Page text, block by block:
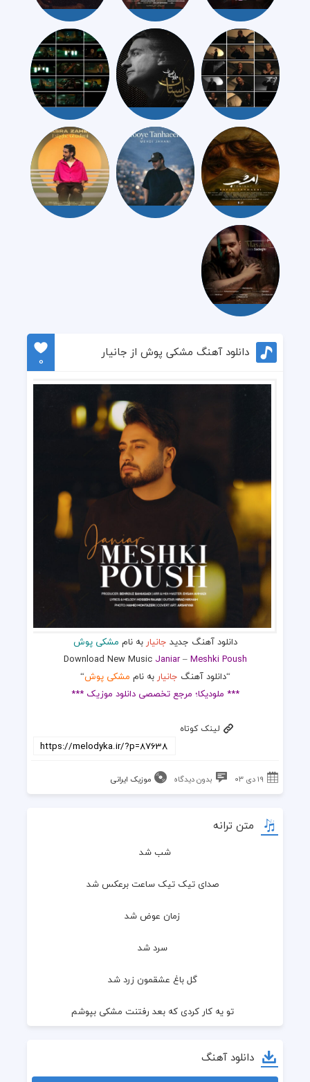
دانلود آهنگ مشکی پوش از جانیار
0
دانلود آهنگ جدید جانیار به نام مشکی پوش
Download New Music Janiar–Meshki Poush
“دانلود آهنگ جانیار به نام مشکی پوش“
*** ملودیکا؛ مرجع تخصصی دانلود موزیک ***
لینک کوتاه
۱۹ دی ۰۳ بدون دیدگاه موزیک ایرانی
متن ترانه
شب شد
  صدای تیک تیک ساعت برعکس شد
  زمان عوض شد
  سرد شد
  گل باغ عشقمون زرد شد
  تو یه کار کردی که بعد رفتنت مشکی بپوشم
  دلم برات کلی تنگ شده
دانلود آهنگ